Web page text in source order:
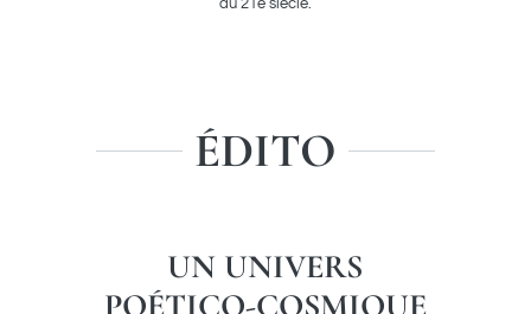
au 21e siècle.
ÉDITO
UN UNIVERS